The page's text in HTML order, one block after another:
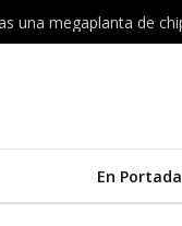
En Portada